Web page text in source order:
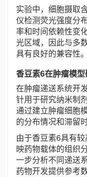
实验中，细胞摄取
仪检测荧光强度分
率和时间依赖性变
光区域，因此与多
具有良好的兼容性。
香豆素6在肿瘤模
在肿瘤递送系统开
针用于研究纳米制
通过建立肿瘤细胞
的分布情况和滞留时
由于香豆素6具有
映药物载体的组织
一步分析不同递送
药物开发提供参考数